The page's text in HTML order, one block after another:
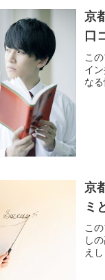
京
口
こ
イ
な
京
ミ
こ
し
え